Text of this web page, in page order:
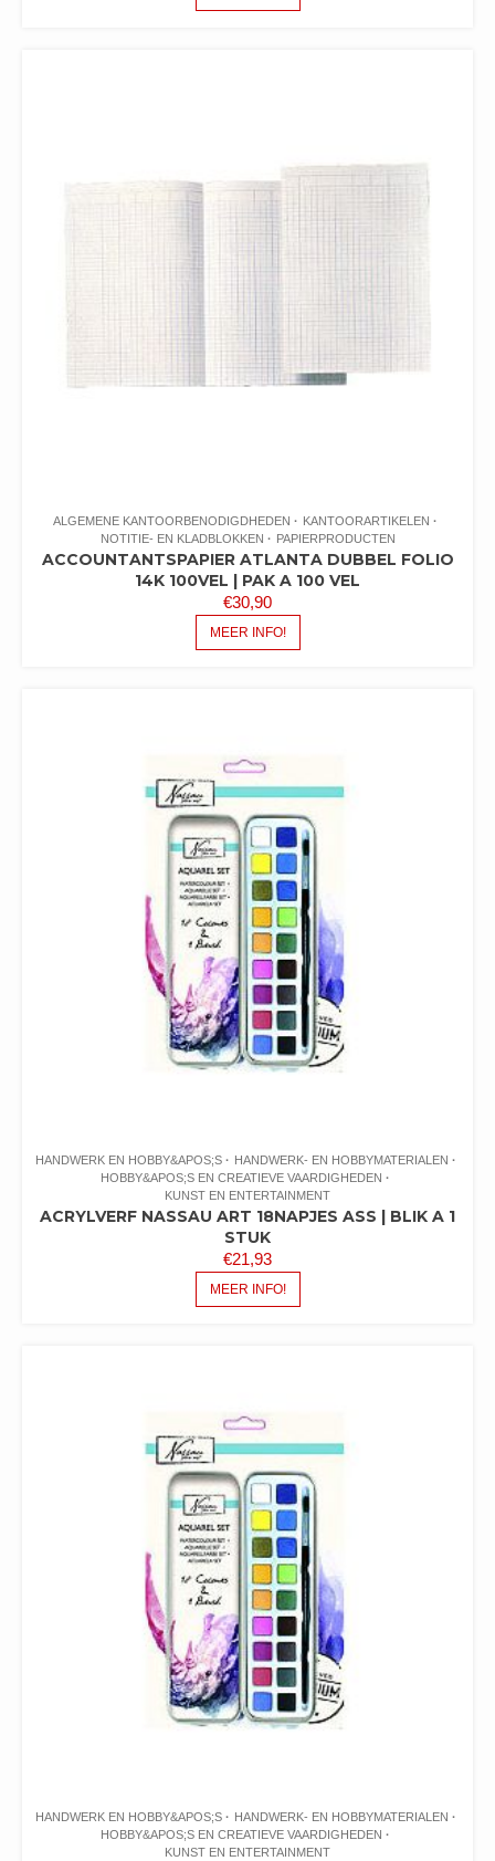
ALGEMENE KANTOORBENODIGDHEDEN
KANTOORARTIKELEN
NOTITIE- EN KLADBLOKKEN
PAPIERPRODUCTEN
ACCOUNTANTSPAPIER ATLANTA DUBBEL FOLIO
14K 100VEL | PAK A 100 VEL
€30,90
MEER INFO!
HANDWERK EN HOBBY&APOS;S
HANDWERK- EN HOBBYMATERIALEN
HOBBY&APOS;S EN CREATIEVE VAARDIGHEDEN
KUNST EN ENTERTAINMENT
ACRYLVERF NASSAU ART 18NAPJES ASS | BLIK A 1
STUK
€21,93
MEER INFO!
HANDWERK EN HOBBY&APOS;S
HANDWERK- EN HOBBYMATERIALEN
HOBBY&APOS;S EN CREATIEVE VAARDIGHEDEN
KUNST EN ENTERTAINMENT